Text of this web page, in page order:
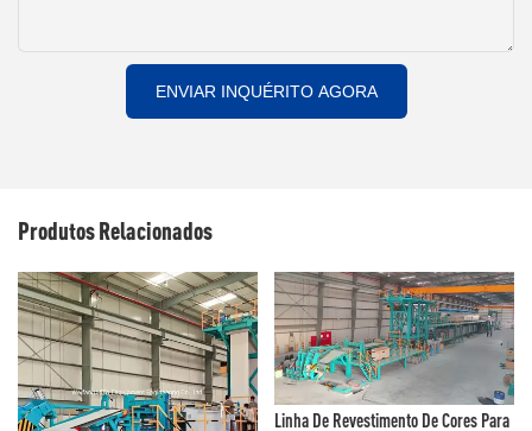
ENVIAR INQUÉRITO AGORA
Produtos Relacionados
Linha De Revestimento De Cores Para